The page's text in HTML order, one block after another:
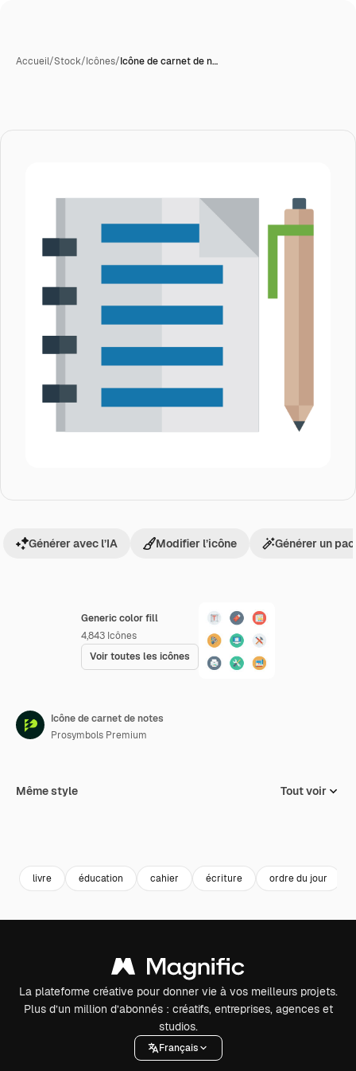
Accueil/Stock/Icônes/Icône de carnet de n…
Generic color fill
4,843 Icônes
Voir toutes les icônes
Générer avec l’IA Modifier l’icône Générer un
Icône de carnet de notes
Prosymbols Premium
Même style Tout voir
livre éducation cahier écriture ordre du jour
La plateforme créative pour donner vie à vos meilleurs projets.
Plus d’un million d’abonnés : créatifs, entreprises, agences et
studios.
Français